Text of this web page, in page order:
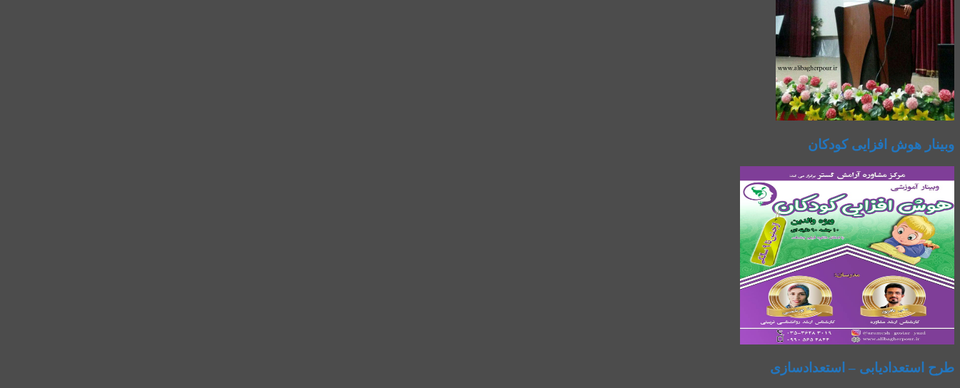
وبینار هوش افزایی کودکان
طرح استعدادیابی – استعدادسازی